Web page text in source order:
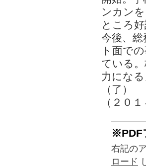
ンカン
ところ
今後、
ト面で
ている
力にな
（了）
（２０
※PDF
右記の
ロード